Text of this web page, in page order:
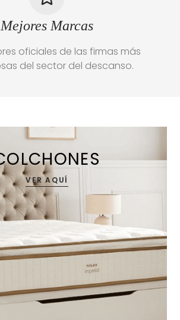
Mejores Marcas
oficiales de las firmas más
del sector del descanso.
VER AQUÍ